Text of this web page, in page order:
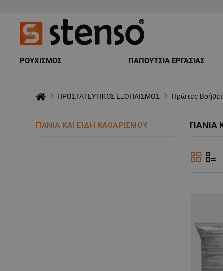
ΡΟΥΧΙΣΜΟΣ ΠΑΠΟΥΤΣΙΑ ΕΡΓΑΣΙΑΣ
ΠΡΟΣΤΑΤΕΥΤΙΚΟΣ ΕΞΟΠΛΙΣΜΟΣ Πρώτες
ΠΑΝΙΆ ΚΑΙ ΕΊΔΗ ΚΑΘΑΡΙΣΜΟΎ ΠΑΝΙΆ